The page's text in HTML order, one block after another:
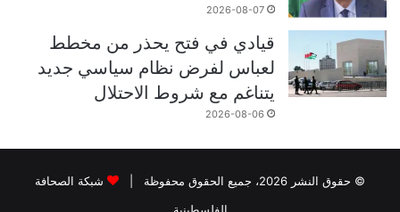
2026-08-07
قيادي في فتح يحذر من مخطط
لعباس لفرض نظام سياسي جديد
يتناغم مع شروط الاحتلال
2026-08-06
© حقوق النشر 2026، جميع الحقوق محفوظة |
شبكة الصحافة